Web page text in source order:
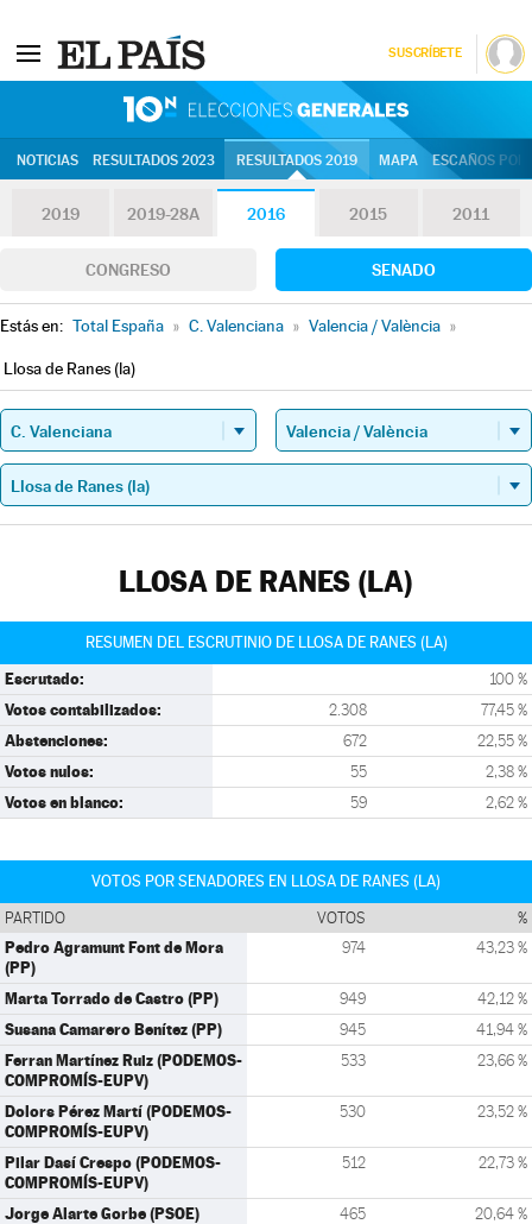
SUSCRÍBETE
NOTICIAS RESULTADOS 2023 RESULTADOS 2019 MAPA ESCAÑOS
2019 2019-28A 2016 2015 2011
CONGRESO SENADO
Estás en: Total España » C. Valenciana » Valencia / València »
Llosa de Ranes (la)
LLOSA DE RANES (LA)
RESUMEN DEL ESCRUTINIO DE LLOSA DE RANES (LA)
Escrutado: 100 %
Votos contabilizados: 2.308 77,45 %
Abstenciones: 672 22,55 %
Votos nulos: 55 2,38 %
Votos en blanco: 59 2,62 %
VOTOS POR SENADORES EN LLOSA DE RANES (LA)
PARTIDO VOTOS %
Pedro Agramunt Font de Mora
(PP)
974 43,23 %
Marta Torrado de Castro (PP) 949 42,12 %
Susana Camarero Benítez (PP) 945 41,94 %
Ferran Martínez Ruiz (PODEMOS-
COMPROMÍS-EUPV)
533 23,66 %
Dolors Pérez Martí (PODEMOS-
COMPROMÍS-EUPV)
530 23,52 %
Pilar Dasí Crespo (PODEMOS-
COMPROMÍS-EUPV)
512 22,73 %
Jorge Alarte Gorbe (PSOE) 465 20,64 %